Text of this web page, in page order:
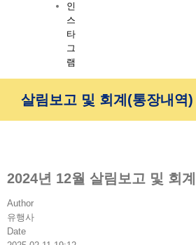
인
스
타
그
램
살림보고 및 회계(통장내역)
2024년 12월 살림보고 및 회
Author
유행사
Date